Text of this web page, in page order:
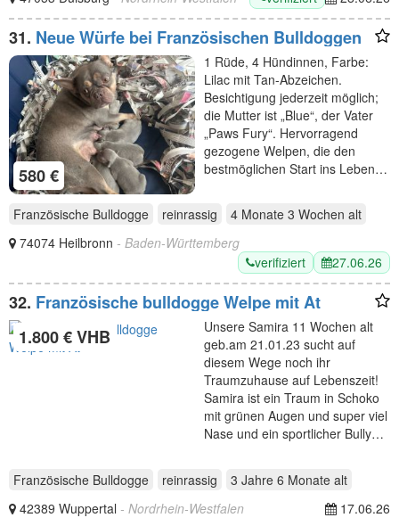
31. Neue Würfe bei Französischen Bulldoggen
580 €
1 Rüde, 4 Hündinnen, Farbe:
Lilac mit Tan-Abzeichen.
Besichtigung jederzeit möglich;
die Mutter ist „Blue“, der Vater
„Paws Fury“. Hervorragend
gezogene Welpen, die den
bestmöglichen Start ins Leben…
Französische Bulldogge reinrassig 4 Monate 3 Wochen alt
74074 Heilbronn - Baden-Württemberg
verifiziert
27.06.26
32. Französische bulldogge Welpe mit At
1.800 € VHB
Unsere Samira 11 Wochen alt
geb.am 21.01.23 sucht auf
diesem Wege noch ihr
Traumzuhause auf Lebenszeit!
Samira ist ein Traum in Schoko
mit grünen Augen und super viel
Nase und ein sportlicher Bully…
Französische Bulldogge reinrassig 3 Jahre 6 Monate alt
42389 Wuppertal - Nordrhein-Westfalen 17.06.26